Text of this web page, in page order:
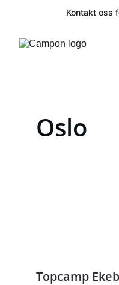
Kontakt oss
Oslo
Topcamp